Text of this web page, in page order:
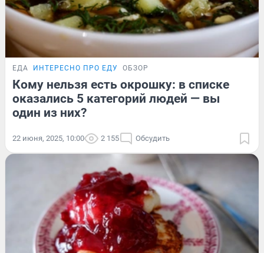
ЕДА ИНТЕРЕСНО ПРО ЕДУ ОБЗОР
Кому нельзя есть окрошку: в списке
оказались 5 категорий людей — вы
один из них?
22 июня, 2025, 10:00 2 155 Обсудить